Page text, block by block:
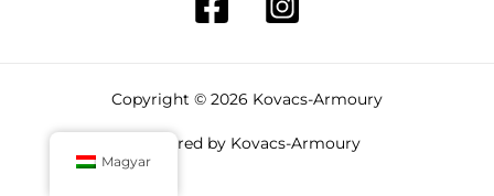
Copyright © 2026 Kovacs-Armoury
Powered by Kovacs-Armoury
Magyar